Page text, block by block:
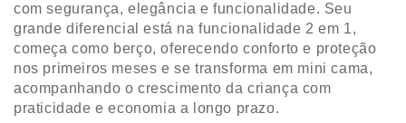
com segurança, elegância e funcionalidade. Seu
grande diferencial está na funcionalidade 2 em 1,
começa como berço, oferecendo conforto e proteção
nos primeiros meses e se transforma em mini cama,
acompanhando o crescimento da criança com
praticidade e economia a longo prazo.